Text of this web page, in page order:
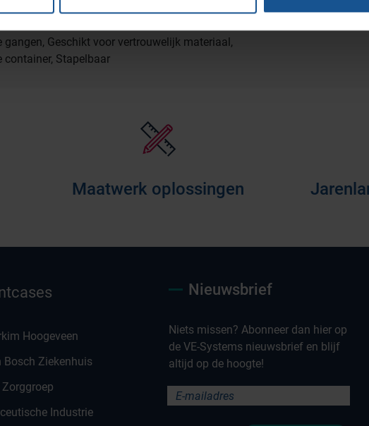
gangen, Geschikt voor vertrouwelijk materiaal,
Stapelbaar
Maatwerk oplossingen
Hoogeveen
Bosch Ziekenhuis
Industrie
Nieuwsbrief
Niets missen? Abonneer dan hier op
de VE-Systems nieuwsbrief en blijf
altijd op de hoogte!